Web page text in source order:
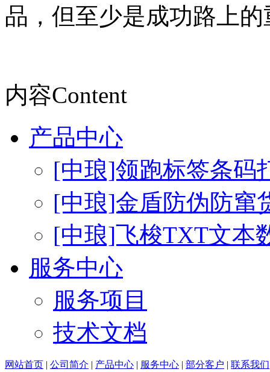
品，但至少是成功路上
内容Content
产品中心
[中琅]领跑标签条码
[中琅]金盾防伪防窜
[中琅]飞梭TXT文本
服务中心
服务项目
技术文档
网站首页 | 公司简介 | 产品中心 | 服务中心 | 部分客户 | 联系我们